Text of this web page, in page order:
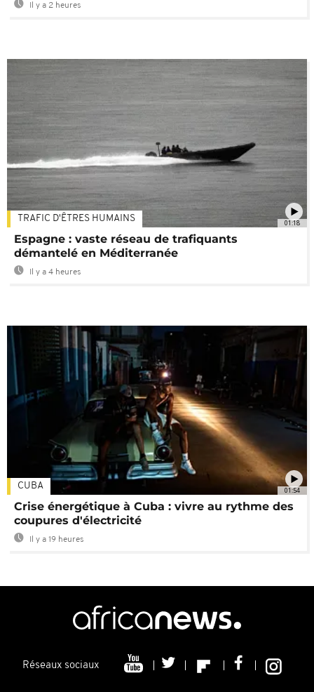
Il y a 2 heures
01:18
TRAFIC D'ÊTRES HUMAINS
Espagne : vaste réseau de trafiquants
démantelé en Méditerranée
Il y a 4 heures
01:54
CUBA
Crise énergétique à Cuba : vivre au rythme des
coupures d'électricité
Il y a 19 heures
Réseaux sociaux